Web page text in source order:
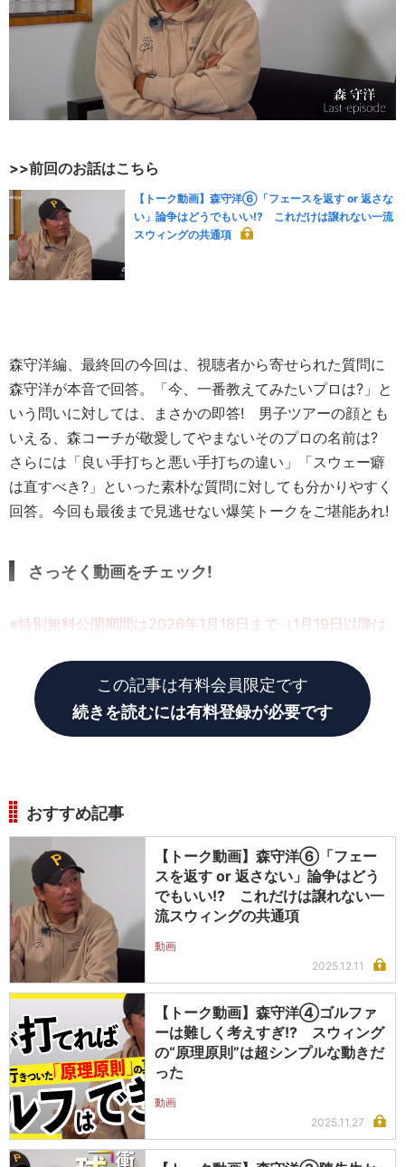
>>前回のお話はこちら
【トーク動画】森守洋⑥「フェースを返す or 返さな
い」論争はどうでもいい!? これだけは譲れない一流
スウィングの共通項
森守洋編、最終回の今回は、視聴者から寄せられた質問に
森守洋が本音で回答。「今、一番教えてみたいプロは?」と
いう問いに対しては、まさかの即答! 男子ツアーの顔とも
いえる、森コーチが敬愛してやまないそのプロの名前は?
さらには「良い手打ちと悪い手打ちの違い」「スウェー癖
は直すべき?」といった素朴な質問に対しても分かりやすく
回答。今回も最後まで見逃せない爆笑トークをご堪能あれ!
さっそく動画をチェック!
※特別無料公開期間は2026年1月18日まで（1月19日以降は
この記事は有料会員限定です
続きを読むには有料登録が必要です
おすすめ記事
【トーク動画】森守洋⑥「フェー
スを返す or 返さない」論争はどう
でもいい!? これだけは譲れない一
流スウィングの共通項
動画
2025.12.11
【トーク動画】森守洋④ゴルファ
ーは難しく考えすぎ!? スウィング
の“原理原則”は超シンプルな動きだ
った
動画
2025.11.27